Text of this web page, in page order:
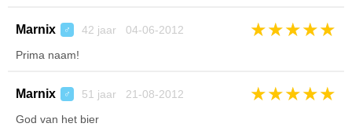
Marnix ♂ 42 jaar 04-06-2012 ★★★★★
Prima naam!
Marnix ♂ 51 jaar 21-08-2012 ★★★★★
God van het bier